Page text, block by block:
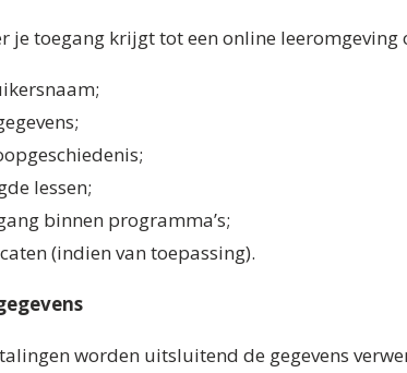
je toegang krijgt tot een online
lessen;
binnen programma’s;
(indien van toepassing).
worden uitsluitend de gegevens